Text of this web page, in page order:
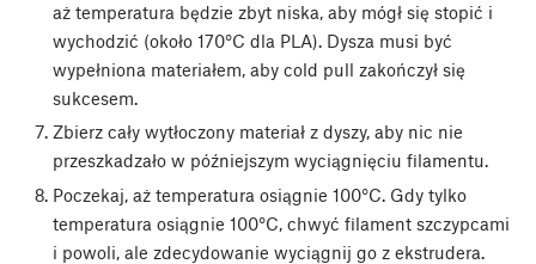
aż temperatura będzie zbyt niska, aby mógł się stopić i
wychodzić (około 170°C dla PLA). Dysza musi być
wypełniona materiałem, aby cold pull zakończył się
sukcesem.
Zbierz cały wytłoczony materiał z dyszy, aby nic nie
przeszkadzało w późniejszym wyciągnięciu filamentu.
Poczekaj, aż temperatura osiągnie 100°C. Gdy tylko
temperatura osiągnie 100°C, chwyć filament szczypcami
i powoli, ale zdecydowanie wyciągnij go z ekstrudera.